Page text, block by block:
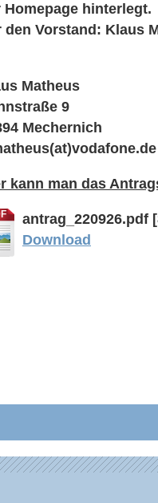
Homepage hinterlegt.
den Vorstand: Klaus
Matheus
9
Mechernich
kann man das
antrag_220926.pdf
Download